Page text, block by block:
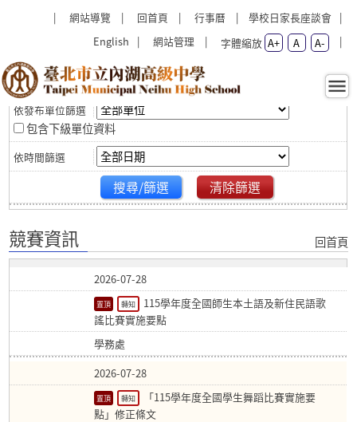
網站導覽
回首頁 行事曆
學校日家長座談會
English
網站管理 字體縮放 A+ A A-
競賽資訊 - 臺北市立內湖高級
中學
包含下級單位資料
搜尋/篩選 清除篩選
競賽資訊 回首頁
2026-07-28
轉知
115學年度全國師生本土語及新住民語歌
謠比賽實施要點
學務處
2026-07-28
轉知
「115學年度全國學生舞蹈比賽實施要
點」修正條文